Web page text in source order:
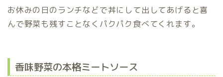
お休みの日のランチなどで丼にして出してあげると喜
んで野菜も残すことなくパクパク食べてくれます。
香味野菜の本格ミートソース